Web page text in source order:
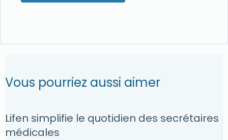
Vous pourriez aussi aimer
Lifen simplifie le quotidien des secrétaires
médicales